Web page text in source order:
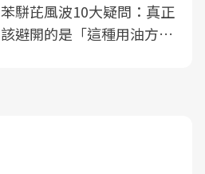
苯駢芘風波10大疑問：真正
該避開的是「這種用油方